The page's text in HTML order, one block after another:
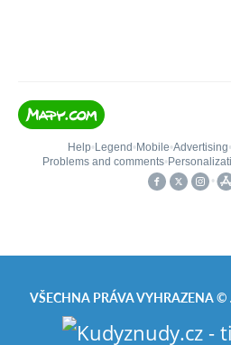
VŠECHNA PRÁVA VYHRAZENA ©